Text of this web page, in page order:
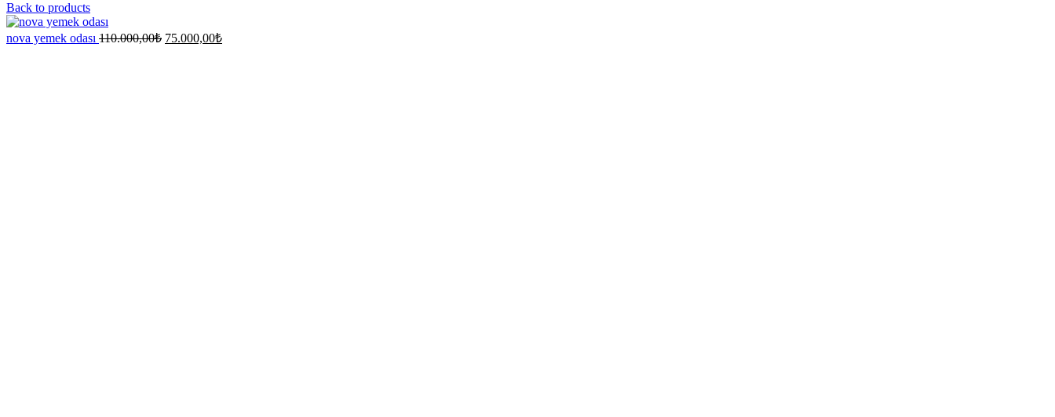
Back to products
nova yemek odası 110.000,00₺ Orijinal
75.000,00₺Şu